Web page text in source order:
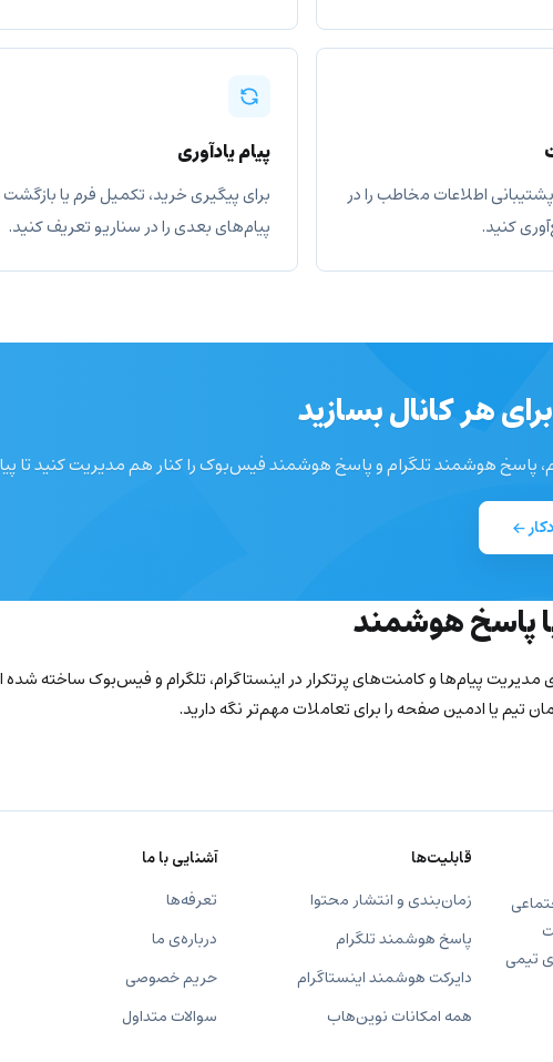
اطلاعات مخاطب را در
کنید.
پیام یادآوری
برای پیگیری خرید، تکمیل فرم یا
پیام‌های بعدی را در سناریو تعریف کنید.
هر کانال بسازید
پاسخ هوشمند تلگرام و پاسخ هوشمند فیس‌بوک را کنار هم مدیریت کنید تا
پاسخ هوشمند
پیام‌ها و کامنت‌های پرتکرار در اینستاگرام، تلگرام و فیس‌بوک ساخته شده
تیم یا ادمین صفحه را برای تعاملات مهم‌تر نگه دارید.
تیمی
قابلیت‌ها
زمان‌بندی و انتشار محتوا
پاسخ هوشمند تلگرام
دایرکت هوشمند اینستاگرام
همه امکانات نوین‌هاب
آشنایی با ما
تعرفه‌ها
درباره‌ی ما
حریم خصوصی
سوالات متداول